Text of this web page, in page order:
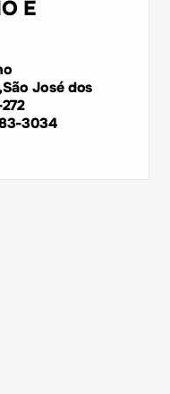
E
José dos
3034